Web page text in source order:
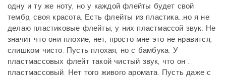
одну и ту же ноту, но у каждой флейты будет свой
тембр, своя красота. Есть флейты из пластика...но я не
делаю пластиковые флейты, у них пластмассой звук. Не
значит что они плохие, нет, просто мне это не нравится,
слишком чисто. Пусть плохая, но с бамбука. У
пластмассовых флейт такой чистый звук, что он ...
пластмассовый. Нет того живого аромата. Пусть даже с